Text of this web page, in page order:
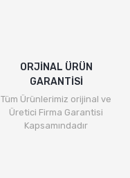
ORJİNAL ÜRÜN
GARANTİSİ
Tüm Ürünlerimiz orijinal ve
Üretici Firma Garantisi
Kapsamındadır